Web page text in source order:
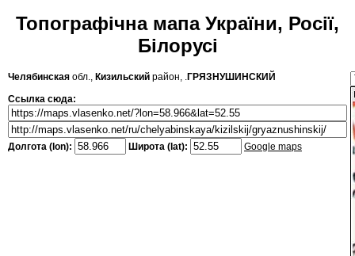
Топографічна мапа України, Росії,
Білорусі
Челябинская обл., Кизильский район, .ГРЯЗНУШИНСКИЙ
Ссылка сюда:
Долгота (lon): Широта (lat): Google maps